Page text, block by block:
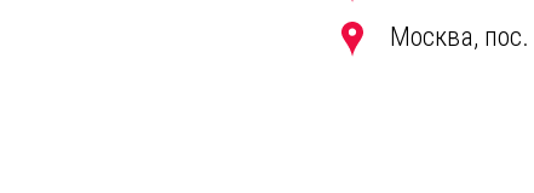
Москва,